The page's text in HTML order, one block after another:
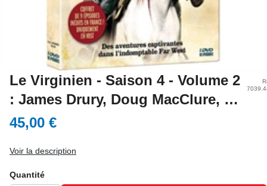
Le Virginien - Saison 4 - Volume 2
: James Drury, Doug MacClure, …
45,00 €
Voir la description
Quantité